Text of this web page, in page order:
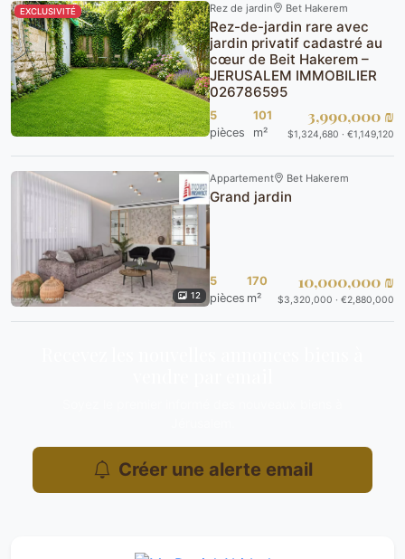
EXCLUSIVITÉ Rez de jardin Bet Hakerem
Rez-de-jardin rare avec
jardin privatif cadastré au
cœur de Beit Hakerem –
JERUSALEM IMMOBILIER
026786595
5
pièces
101
m²
3,990,000 ₪
$1,324,680 · €1,149,120
12
Appartement Bet Hakerem
Grand jardin
5
pièces
170
m²
10,000,000 ₪
$3,320,000 · €2,880,000
Créer une alerte email